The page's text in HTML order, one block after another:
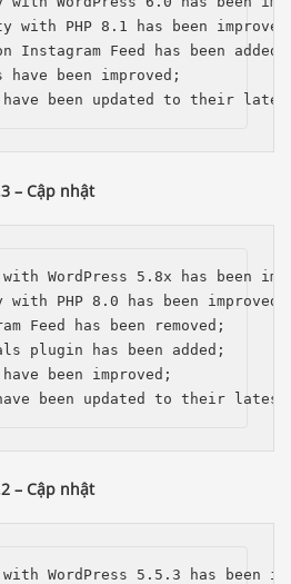
with PHP 8.1 has been
Instagram Feed has been added;
have been improved;
been updated to their
– Cập nhật
WordPress 5.8x has been
PHP 8.0 has been improved;
Feed has been removed;
plugin has been added;
been improved;
been updated to their latest
– Cập nhật
WordPress 5.5.3 has been